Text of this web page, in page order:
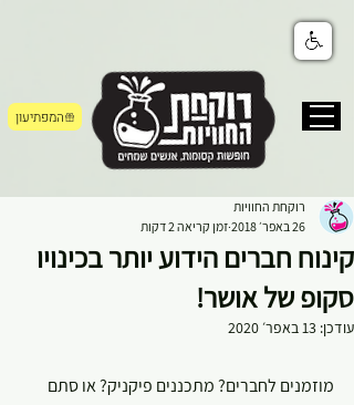
המפתיעון
קינוח חברים הידוע יותר בכינויו
סקופ של אושר!
רוקחת החוויות
26 באפר׳ 2018
זמן קריאה 2 דקות
עודכן: 13 באפר׳ 2020
מוזמנים לחברים? מתכננים פיקניק? או סתם